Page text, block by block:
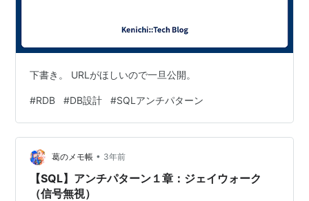
下書き。 URLがほしいので一旦公開。
#RDB #DB設計 #SQLアンチパターン
葛のメモ帳 • 3年前
【SQL】アンチパターン１章：ジェイウォーク
（信号無視）